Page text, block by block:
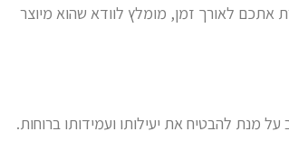
לאורך זמן, מומלץ לוודא שהוא מיוצר
מנת להבטיח את יעילותו ועמידותו ברוחות.